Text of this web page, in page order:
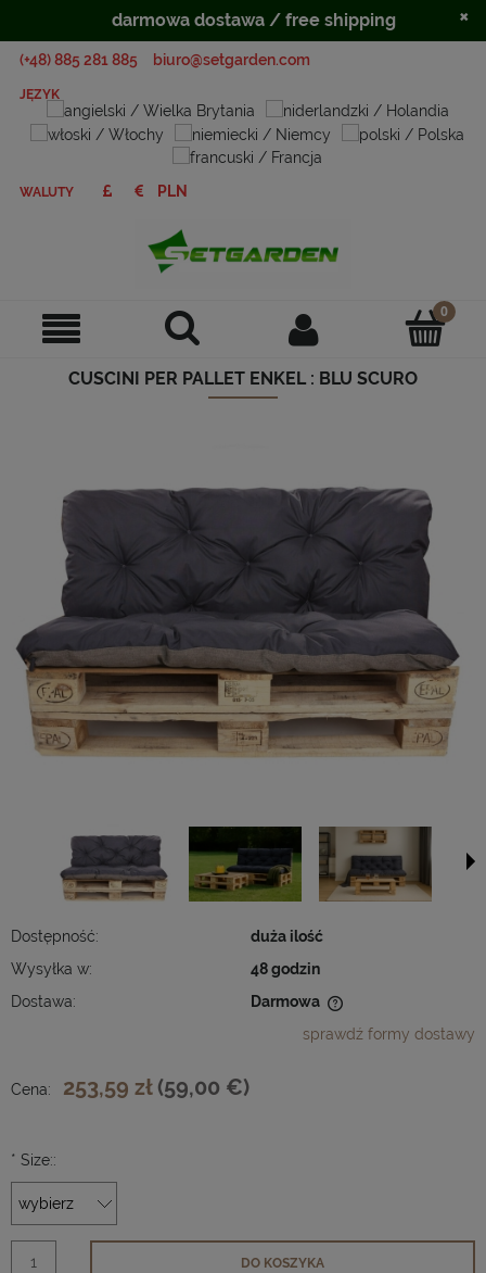
(+48) 885 281 885 biuro@setgarden.com
JĘZYK
WALUTY
CUSCINI PER PALLET ENKEL : BLU SCURO
Dostępność:
duża ilość
Wysyłka w:
48 godzin
Dostawa:
Darmowa
sprawdź formy dostawy
Cena: 253,59 zł (59,00 €)
* Size::
DO KOSZYKA
darmowa dostawa / free shipping ×